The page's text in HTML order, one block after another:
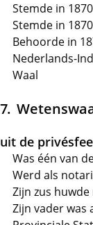
Stemde in
Stemde in
Behoorde in
Nederlands-
Waal
uit de
Was één van
Werd als
Zijn zus
Zijn vader was